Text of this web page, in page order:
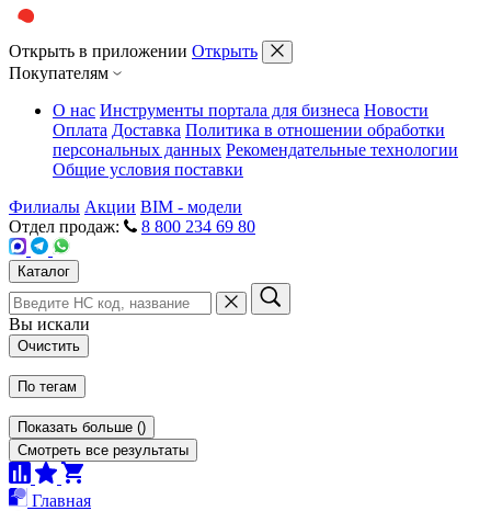
Открыть в приложении Открыть
Покупателям
О нас Инструменты портала для бизнеса Новости
Оплата Доставка Политика в отношении обработки
персональных данных Рекомендательные технологии
Общие условия поставки
Филиалы Акции BIM - модели
Отдел продаж:
8 800 234 69 80
Каталог
Вы искали
Очистить
По тегам
Показать больше ()
Смотреть все результаты
Главная